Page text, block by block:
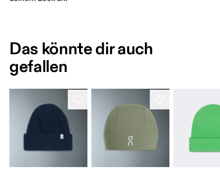
Das könnte dir auch
gefallen